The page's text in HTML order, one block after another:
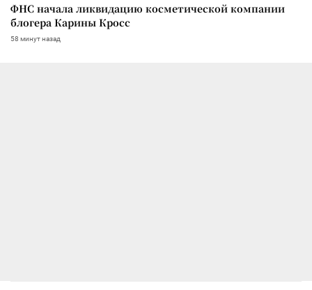
ФНС начала ликвидацию косметической компании
блогера Карины Кросс
58 минут назад